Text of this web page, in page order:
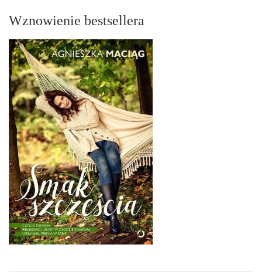
Wznowienie bestsellera